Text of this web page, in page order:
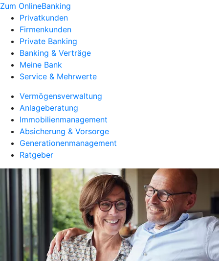
Zum OnlineBanking
Privatkunden
Firmenkunden
Private Banking
Banking & Verträge
Meine Bank
Service & Mehrwerte
Vermögensverwaltung
Anlageberatung
Immobilienmanagement
Absicherung & Vorsorge
Generationenmanagement
Ratgeber